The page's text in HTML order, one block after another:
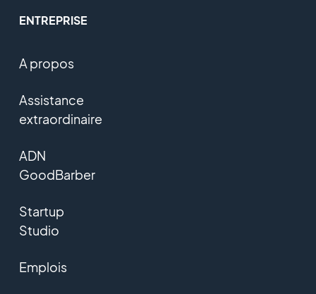
ENTREPRISE
A propos
Assistance
extraordinaire
ADN
GoodBarber
Startup
Studio
Emplois